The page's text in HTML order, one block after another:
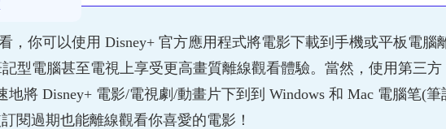
，你可以使用 Disney+ 官方應用程式將電影下載到手機或平板電
型電腦甚至電視上享受更高畫質離線觀看體驗。當然，使用第三方
地將 Disney+ 電影/電視劇/動畫片下到到 Windows 和 Mac 電腦笔(
閱過期也能離線觀看你喜愛的電影！